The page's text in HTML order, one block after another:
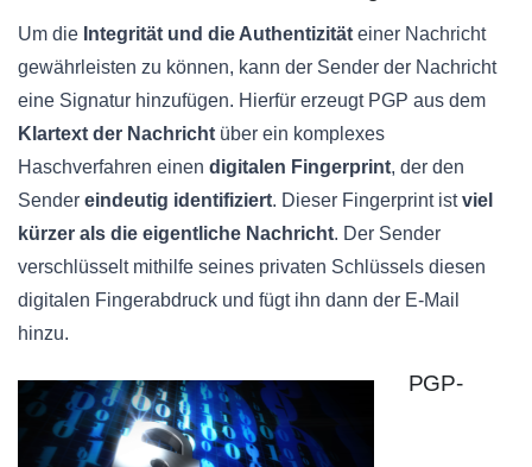
Um die Integrität und die Authentizität einer Nachricht
gewährleisten zu können, kann der Sender der Nachricht
eine Signatur hinzufügen. Hierfür erzeugt PGP aus dem
Klartext der Nachricht über ein komplexes
Haschverfahren einen digitalen Fingerprint, der den
Sender eindeutig identifiziert. Dieser Fingerprint istviel
kürzer als die eigentliche Nachricht. Der Sender
verschlüsselt mithilfe seines privaten Schlüssels diesen
digitalen Fingerabdruck und fügt ihn dann der E-Mail
hinzu.
PGP-